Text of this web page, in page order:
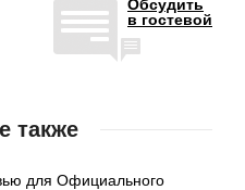
Обсудить
в гостевой
также
для Официального